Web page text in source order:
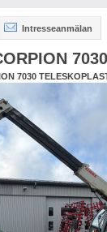
Intresseanmälan
7030